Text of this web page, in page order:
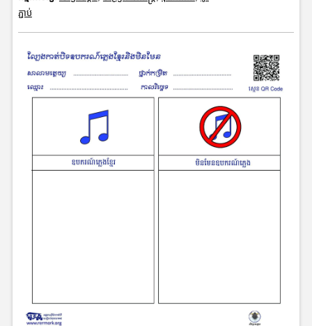
ភ្ជាប់